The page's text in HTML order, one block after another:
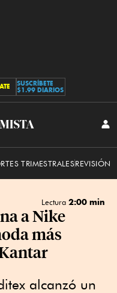
SUSCRÍBETE
$1.99 DIARIOS
TRIMESTRALESREVISIÓN
Lectura 2:00 min
a Nike
más
alcanzó un